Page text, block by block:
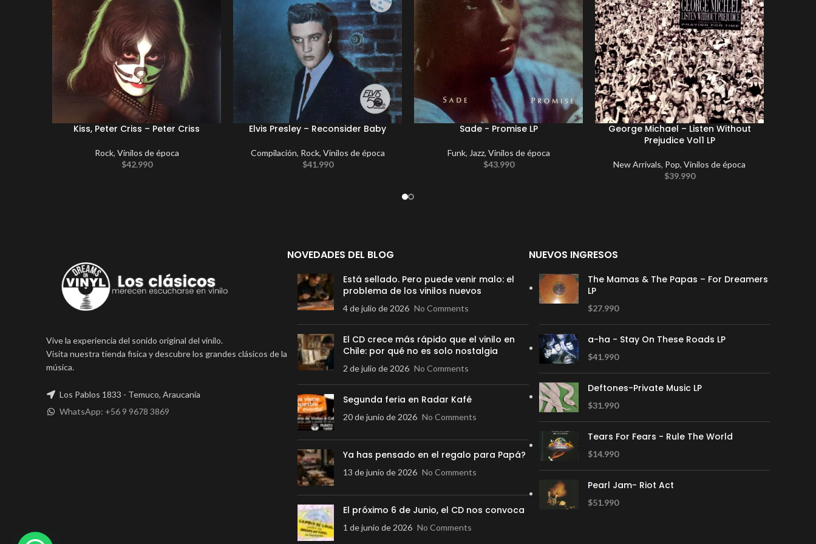
Kiss, Peter Criss – Peter Criss
Rock, Vinilos de época
$42.990
Elvis Presley – Reconsider Baby
Compilación, Rock, Vinilos de época
$41.990
Sade ‎- Promise LP
Funk, Jazz, Vinilos de época
$43.990
George Michael – Listen Without
Prejudice Vol1 LP
New Arrivals, Pop, Vinilos de época
$39.990
Vive la experiencia del sonido original del vinilo.
Visita nuestra tienda fisica y descubre los grandes clásicos de la
música.
Los Pablos 1833 - Temuco, Araucanía
WhatsApp: +56 9 9678 3869
NOVEDADES DEL BLOG
Está sellado. Pero puede venir malo: el
problema de los vinilos nuevos
4 de julio de 2026 No Comments
El CD crece más rápido que el vinilo en
Chile: por qué no es solo nostalgia
2 de julio de 2026 No Comments
Segunda feria en Radar Kafé
20 de junio de 2026 No Comments
Ya has pensado en el regalo para Papá?
13 de junio de 2026 No Comments
El próximo 6 de Junio, el CD nos convoca
1 de junio de 2026 No Comments
NUEVOS INGRESOS
The Mamas & The Papas – For Dreamers
LP
$27.990
a-ha - Stay On These Roads LP
$41.990
Deftones-Private Music LP
$31.990
Tears For Fears - Rule The World
$14.990
Pearl Jam- Riot Act
$51.990